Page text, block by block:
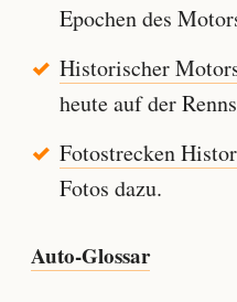
Epochen des
Historischer
heute auf der
Fotostrecken
Fotos dazu.
Auto-Glossar